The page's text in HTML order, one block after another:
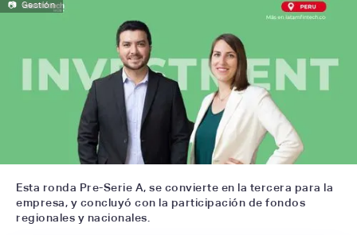
📷 Gestión
Esta ronda Pre-Serie A, se convierte en la tercera para la
empresa, y concluyó con la participación de fondos
regionales y nacionales.